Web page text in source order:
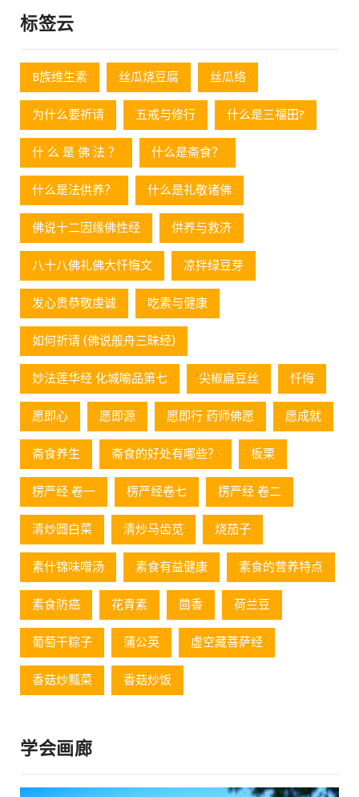
标签云
B族维生素 丝瓜烧豆腐 丝瓜络
为什么要祈请 五戒与修行 什么是三福田?
什 么 是 佛 法 ？ 什么是斋食？
什么是法供养？ 什么是礼敬诸佛
佛说十二因缘佛性经 供养与救济
八十八佛礼佛大忏悔文 凉拌绿豆芽
发心贵恭敬虔诚 吃素与健康
如何祈请 (佛说般舟三昧经)
妙法莲华经 化城喻品第七 尖椒扁豆丝 忏悔
愿即心 愿即源 愿即行 药师佛愿 愿成就
斋食养生 斋食的好处有哪些？ 板栗
楞严经 卷一 楞严经卷七 楞严经 卷二
清炒圆白菜 清炒马齿苋 烧茄子
素什锦味噌汤 素食有益健康 素食的营养特点
素食防癌 花青素 茴香 荷兰豆
葡萄⼲粽⼦ 蒲公英 虚空藏菩萨经
香菇炒瓢菜 香菇炒饭
学会画廊